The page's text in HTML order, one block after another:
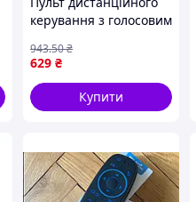
керування з голосовим
смарт-телевізорів і
приставок Android
FLAME
629 ₴
943.50₴
Купити